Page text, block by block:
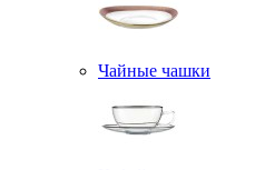
Чайные чашки